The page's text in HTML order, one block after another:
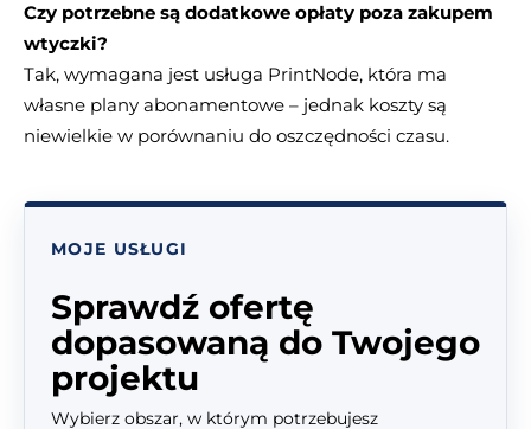
Czy potrzebne są dodatkowe opłaty poza zakupem
wtyczki?
Tak, wymagana jest usługa PrintNode, która ma
własne plany abonamentowe – jednak koszty są
niewielkie w porównaniu do oszczędności czasu.
MOJE USŁUGI
Sprawdź ofertę
dopasowaną do Twojego
projektu
Wybierz obszar, w którym potrzebujesz